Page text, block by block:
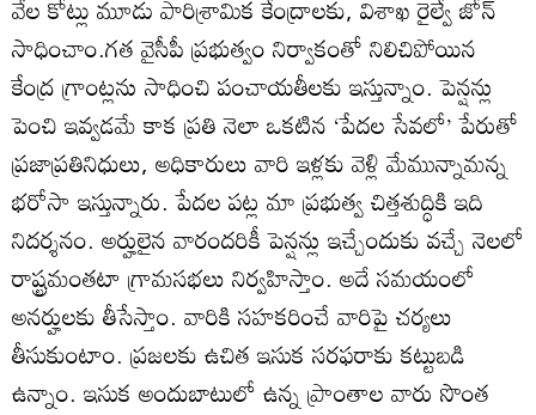
సాధించాం.గత వైసీపీ ప్రభుత్వం నిర్వాకంతో నిలిచిపోయిన
కేంద్ర గ్రాంట్లను సాధించి పంచాయతీలకు ఇస్తున్నాం. పెన్షన్లు
పెంచి ఇవ్వడమే కాక ప్రతి నెలా ఒకటిన ‘పేదల సేవలో’ పేరుతో
ప్రజాప్రతినిధులు, అధికారులు వారి ఇళ్లకు వెళ్లి మేమున్నామన్న
భరోసా ఇస్తున్నారు. పేదల పట్ల మా ప్రభుత్వ చిత్తశుద్ధికి ఇది
నిదర్శనం. అర్హులైన వారందరికీ పెన్షన్లు ఇచ్చేందుకు వచ్చే నెలలో
రాష్ట్రమంతటా గ్రామసభలు నిర్వహిస్తాం. అదే సమయంలో
అనర్హులకు తీసేస్తాం. వారికి సహకరించే వారిపై చర్యలు
తీసుకుంటాం. ప్రజలకు ఉచిత ఇసుక సరఫరాకు కట్టుబడి
ఉన్నాం. ఇసుక అందుబాటులో ఉన్న ప్రాంతాల వారు సొంత